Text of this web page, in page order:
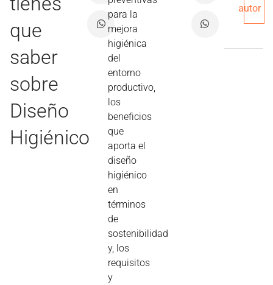
que
saber
sobre
Diseño
Higiénico
para la
mejora
higiénica
del
entorno
productivo,
los
beneficios
que
aporta el
diseño
higiénico
en
términos
de
sostenibilidad
y, los
requisitos
y
autor